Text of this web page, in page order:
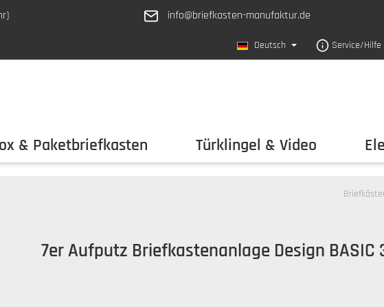
info@briefkasten-manufaktur.de
Deutsch Service/Hilfe
& Paketbriefkasten Türklingel & Video
7er Aufputz Briefkastenanlage Design BASIC